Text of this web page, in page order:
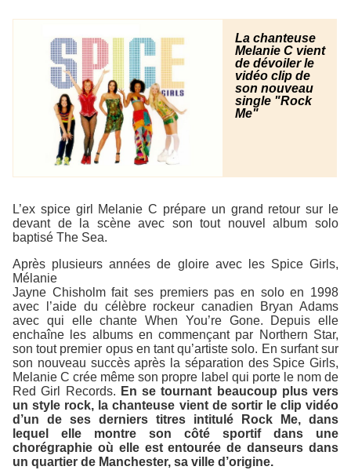
La chanteuse
Melanie C vient
de dévoiler le
vidéo clip de
son nouveau
single "Rock
Me"
L’ex spice girl Melanie C prépare un grand retour sur le
devant de la scène avec son tout nouvel album solo
baptisé The Sea.
Après plusieurs années de gloire avec les Spice Girls,
Mélanie
Jayne Chisholm fait ses premiers pas en solo en 1998
avec l’aide du célèbre rockeur canadien Bryan Adams
avec qui elle chante When You’re Gone. Depuis elle
enchaîne les albums en commençant par Northern Star,
son tout premier opus en tant qu’artiste solo. En surfant sur
son nouveau succès après la séparation des Spice Girls,
Melanie C crée même son propre label qui porte le nom de
Red Girl Records. En se tournant beaucoup plus vers
un style rock, la chanteuse vient de sortir le clip vidéo
d’un de ses derniers titres intitulé
Rock Me, dans
lequel elle montre son côté sportif dans une
chorégraphie où elle est entourée de danseurs dans
un quartier de Manchester, sa ville d’origine.